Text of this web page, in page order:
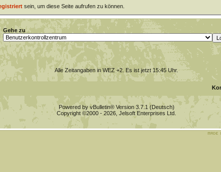
sein, um diese Seite aufrufen zu können.
Gehe zu
Alle Zeitangaben in WEZ +2. Es ist jetzt15:45Uhr.
Powered by vBulletin® Version 3.7.1 (Deutsch)
Copyright ©2000 - 2026, Jelsoft Enterprises Ltd.